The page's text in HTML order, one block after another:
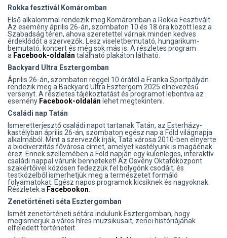
Rokka fesztivál Komáromban
Első alkalommal rendezik meg Komáromban a Rokka Fesztivált.
Az esemény április 26-án, szombaton 10 és 18 óra között lesz a
Szabadság téren, ahova szeretettel várnak minden kedves
érdeklődőt a szervezők. Lesz viseletbemutató, hungarikum-
bemutató, koncert és még sok más is. A részletes program
a Facebook-oldalán található plakáton látható.
Backyard Ultra Esztergomban
Április 26-án, szombaton reggel 10 órától a Franka Sportpályán
rendezik meg a Backyard Ultra Esztergom 2025 elnevezésű
versenyt. A részletes tájékoztatást és programot lebontva az
esemény Facebook-oldalán lehet megtekinteni.
Családi nap Tatán
Ismeretterjesztő családi napot tartanak Tatán, az Esterházy-
kastélyban április 26-án, szombaton egész nap a Föld világnapja
alkalmából. Mint a szervezők írják, Tata városa 2010-ben elnyerte
a biodiverzitás fővárosa címet, amelyet kastélyunk is magáénak
érez. Ennek szellemében a Föld napján egy különleges, interaktív
családi nappal várunk benneteket! Az Ösvény Oktatóközpont
szakértőivel közösen fedezzük fel bolygónk csodáit, és
testközelből ismerhetjük meg a természetet formáló
folyamatokat. Egész napos programok kicsiknek és nagyoknak.
Részletek a Facebookon
Zenetörténeti séta Esztergomban
Ismét zenetörténeti sétára indulunk Esztergomban, hogy
megismerjük a város híres muzsikusait, zenei históriájának
elfeledett történeteit